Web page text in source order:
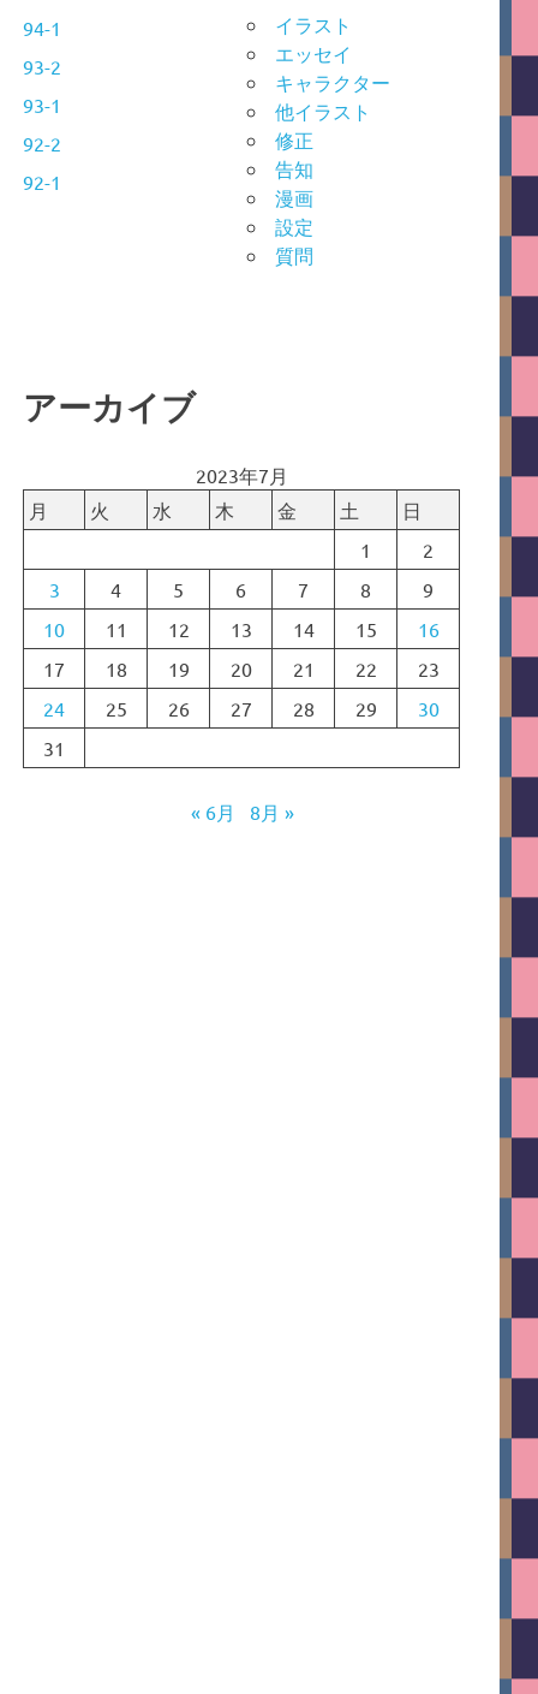
94-1
93-2
93-1
92-2
92-1
イラスト
エッセイ
キャラクター
他イラスト
修正
告知
漫画
設定
質問
アーカイブ
2023年7月
月
火 水 木 金 土
日
1
2
3
4 5 6 7 8
9
10
11 12 13 14 15
16
17
18 19 20 21 22
23
24
25 26 27 28 29
30
31
« 6月 8月 »